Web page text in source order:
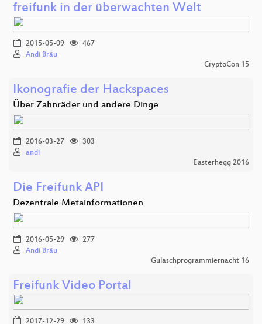
freifunk in der überwachten Welt
2015-05-09
467
Andi Bräu
CryptoCon 15
Ikonografie der Hackspaces
Über Zahnräder und andere Dinge
2016-03-27
303
andi
Easterhegg 2016
Die Freifunk API
Dezentrale Metainformationen
2016-05-29
277
Andi Bräu
Gulaschprogrammiernacht 16
Freifunk Video Portal
2017-12-29 133